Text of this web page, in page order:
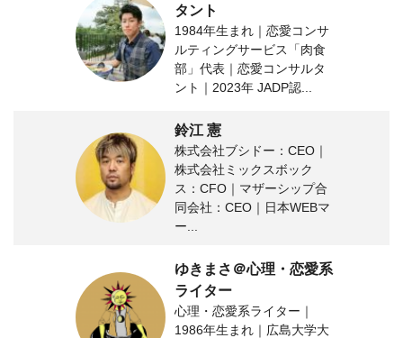
タント
1984年生まれ｜恋愛コンサ
ルティングサービス「肉食
部」代表｜恋愛コンサルタ
ント｜2023年 JADP認...
鈴江 憲
株式会社ブシドー：CEO｜
株式会社ミックスボック
ス：CFO｜マザーシップ合
同会社：CEO｜日本WEBマ
ー...
ゆきまさ＠心理・恋愛系
ライター
心理・恋愛系ライター｜
1986年生まれ｜広島大学大